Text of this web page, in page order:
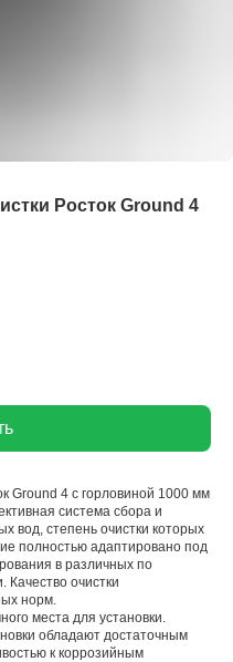
Росток Ground 4
Ground 4 с горловиной 1000 мм
система сбора и
вод, степень очистки которых
полностью адаптировано под
в различных по
Качество очистки
норм.
места для установки.
обладают достаточным
к коррозийным